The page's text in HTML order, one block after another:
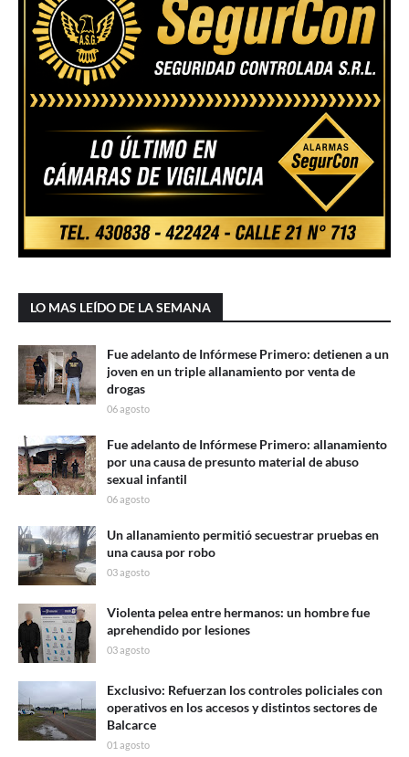
LO MAS LEÍDO DE LA SEMANA
Fue adelanto de Infórmese Primero: detienen a un
joven en un triple allanamiento por venta de
drogas
06 agosto
Fue adelanto de Infórmese Primero: allanamiento
por una causa de presunto material de abuso
sexual infantil
06 agosto
Un allanamiento permitió secuestrar pruebas en
una causa por robo
03 agosto
Violenta pelea entre hermanos: un hombre fue
aprehendido por lesiones
03 agosto
Exclusivo: Refuerzan los controles policiales con
operativos en los accesos y distintos sectores de
Balcarce
01 agosto